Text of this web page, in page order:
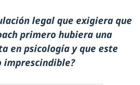
legal que exigiera que
primero hubiera una
en psicología y que este